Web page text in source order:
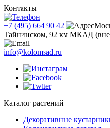
Контакты
+7 (495) 664 90 42
Тайнинском, 92 км МКАД
info@kolomsad.ru
Каталог растений
Декоративные